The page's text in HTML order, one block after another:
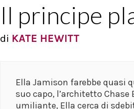
Il principe
di KATE HEWITT
Ella Jamison farebbe quasi
suo capo, l’architetto
umiliante, Ella cerca di